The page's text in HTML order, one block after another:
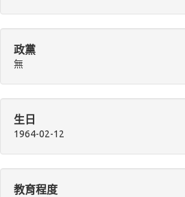
政黨
無
生日
1964-02-12
教育程度